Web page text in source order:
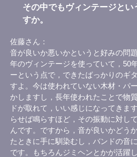
その中でもヴィンテージと
すか。
佐藤さん
音が良いか悪いかというと好みの問
年のヴィンテージを使っていて，50
ーという点で，できたばっかりのギ
すよ。今は使われていない木材・パ
かしますし，長年使われたことで物
ドが取れて，いい感じになってきま
らせば鳴らすほど，その振動に対し
んです。ですから，音が良いかどう
たときに手に馴染むし，バンドの音
です。もちろんジミヘンとかが活躍